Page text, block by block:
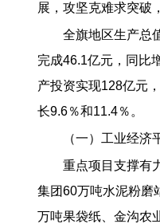
展，攻坚克难求突破
全旗地区生产总
完成46.1亿元，同比
产投资实现128亿元
长9.6％和11.4％。
（一）工业经济
重点项目支撑有
集团60万吨水泥粉磨
万吨果袋纸、金沟农